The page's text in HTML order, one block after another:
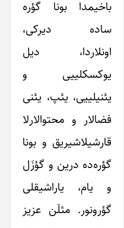
باخیمدا بونا گؤره
ساده دیرکی،
اونلاردا، دیل
یوکسکلییی و
یئنیلییی، یئپ، یئنی
فضالار و محتوالارلا
قارشیلاشیریق و بونا
گؤره‌ده درین و گؤزَل
و یام، یاراشیقلی
گؤرونور. مثلَن عزیز